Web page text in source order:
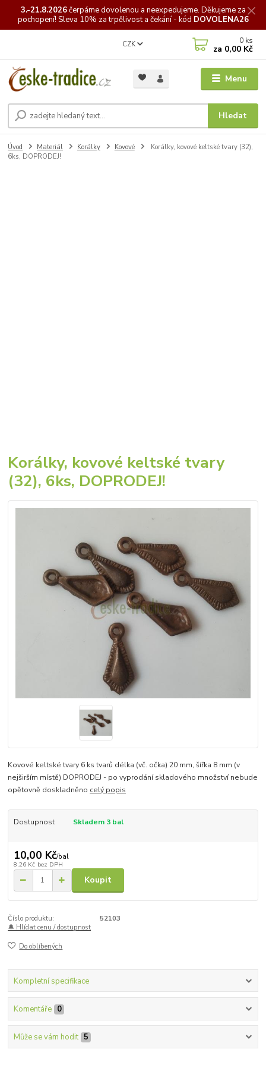
3.-21.8.2026čerpámedovolenou a neexpedujeme. Děkujeme za
pochopení! Sleva 10% za trpělivost a čekání - kód DOVOLENA26
Menu
CZK
Hledat
0 ks
za 0,00 Kč
Úvod Materiál Korálky Kovové
Korálky, kovové keltské tvary (32),
6ks, DOPRODEJ!
Korálky, kovové keltské tvary
(32), 6ks, DOPRODEJ!
Kovové keltské tvary 6 ks tvarů délka (vč. očka) 20 mm, šířka 8 mm (v
nejširším místě) DOPRODEJ - po vyprodání skladového množství nebude
opětovně doskladněno celý popis
Dostupnost Skladem 3 bal
10,00 Kč/bal
8,26 Kč bez DPH
Koupit
Číslo produktu:
52103
🔔 Hlídat cenu / dostupnost
Do oblíbených
Kompletní specifikace
Komentáře 0
Může se vám hodit 5